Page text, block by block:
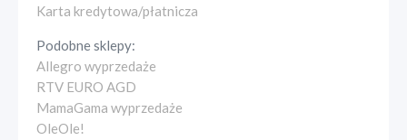
Karta kredytowa/płatnicza
Podobne sklepy:
Allegro wyprzedaże
RTV EURO AGD
MamaGama wyprzedaże
OleOle!